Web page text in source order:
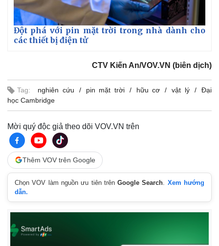
Đột phá với pin mặt trời trong nhà dành cho
các thiết bị điện tử
CTV Kiến An/VOV.VN (biên dịch)
Tag: nghiên cứu pin mặt trời hữu cơ vật lý
Đại
học Cambridge
Mời quý độc giả theo dõi VOV.VN trên
Thêm VOV trên Google
Chọn VOV làm nguồn ưu tiên trênGoogle Search
Xem hướng
dẫn.